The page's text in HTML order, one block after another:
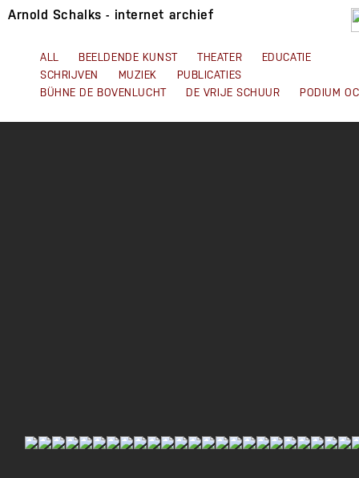
Arnold Schalks - internet archief
ALL BEELDENDE KUNST THEATER
EDUCATIE
SCHRIJVEN
MUZIEK
PUBLICATIES
BÜHNE DE BOVENLUCHT
DE VRIJE SCHUUR PODIUM